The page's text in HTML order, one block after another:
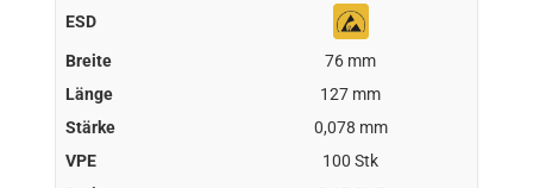
76 mm
127 mm
0,078 mm
100 Stk